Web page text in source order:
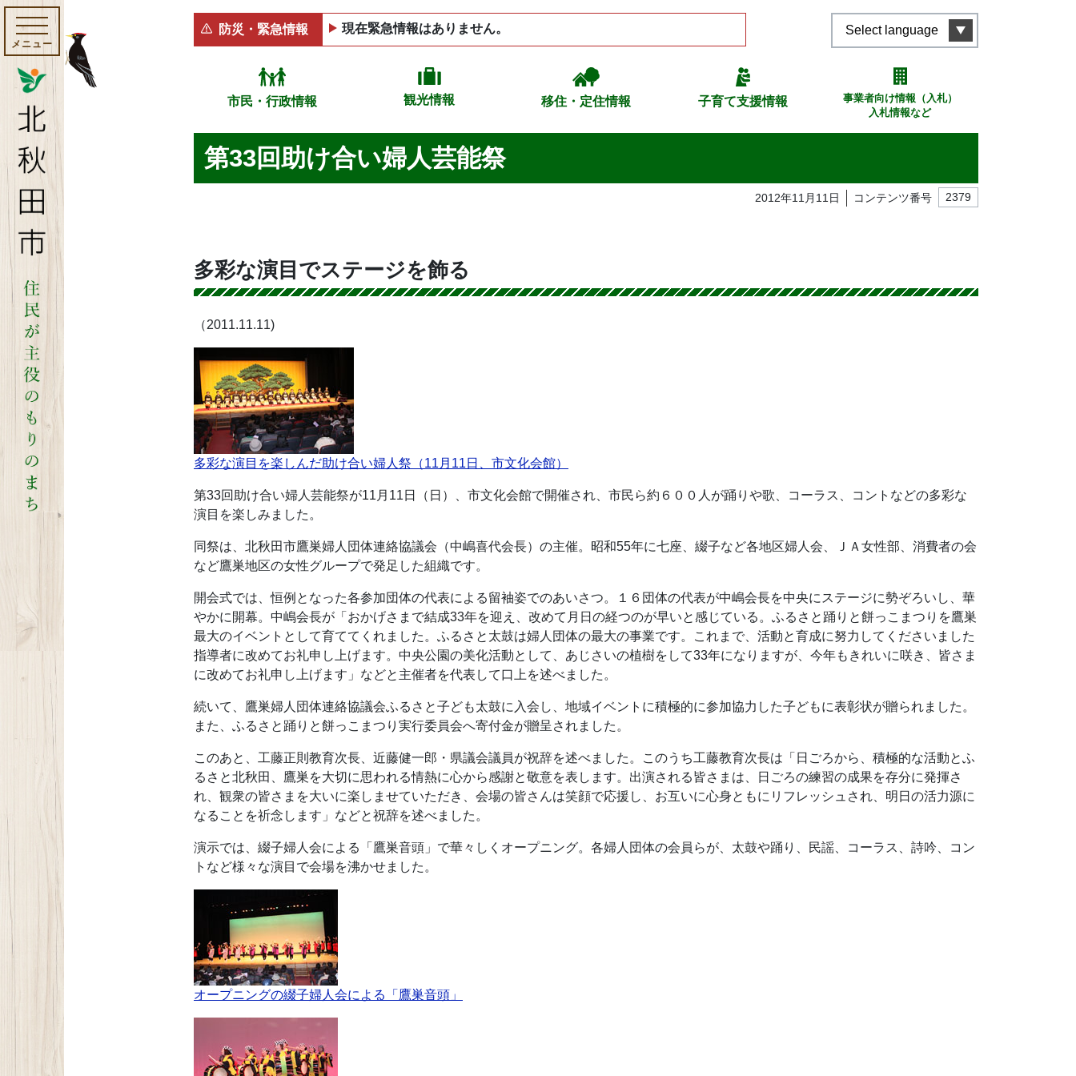
メニュー
防災・緊急情報 現在緊急情報はありません。 Select language
市民・行政情報 観光情報 移住・定住情報 子育て支援情報
事業者向け情報（入札）
入札情報など
第33回助け合い婦人芸能祭
2012年11月11日 コンテンツ番号 2379
多彩な演目でステージを飾る
（2011.11.11)
多彩な演目を楽しんだ助け合い婦人祭（11月11日、市文化会館）
第33回助け合い婦人芸能祭が11月11日（日）、市文化会館で開催され、市民ら約６００人が踊りや歌、コーラス、コントなどの多彩な
演目を楽しみました。
同祭は、北秋田市鷹巣婦人団体連絡協議会（中嶋喜代会長）の主催。昭和55年に七座、綴子など各地区婦人会、ＪＡ女性部、消費者の会
など鷹巣地区の女性グループで発足した組織です。
開会式では、恒例となった各参加団体の代表による留袖姿でのあいさつ。１６団体の代表が中嶋会長を中央にステージに勢ぞろいし、華
やかに開幕。中嶋会長が「おかげさまで結成33年を迎え、改めて月日の経つのが早いと感じている。ふるさと踊りと餅っこまつりを鷹巣
最大のイベントとして育ててくれました。ふるさと太鼓は婦人団体の最大の事業です。これまで、活動と育成に努力してくださいました
指導者に改めてお礼申し上げます。中央公園の美化活動として、あじさいの植樹をして33年になりますが、今年もきれいに咲き、皆さま
に改めてお礼申し上げます」などと主催者を代表して口上を述べました。
続いて、鷹巣婦人団体連絡協議会ふるさと子ども太鼓に入会し、地域イベントに積極的に参加協力した子どもに表彰状が贈られました。
また、ふるさと踊りと餅っこまつり実行委員会へ寄付金が贈呈されました。
このあと、工藤正則教育次長、近藤健一郎・県議会議員が祝辞を述べました。このうち工藤教育次長は「日ごろから、積極的な活動とふ
るさと北秋田、鷹巣を大切に思われる情熱に心から感謝と敬意を表します。出演される皆さまは、日ごろの練習の成果を存分に発揮さ
れ、観衆の皆さまを大いに楽しませていただき、会場の皆さんは笑顔で応援し、お互いに心身ともにリフレッシュされ、明日の活力源に
なることを祈念します」などと祝辞を述べました。
演示では、綴子婦人会による「鷹巣音頭」で華々しくオープニング。各婦人団体の会員らが、太鼓や踊り、民謡、コーラス、詩吟、コン
トなど様々な演目で会場を沸かせました。
オープニングの綴子婦人会による「鷹巣音頭」